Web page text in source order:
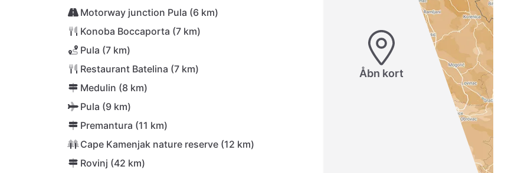
Motorway junction Pula (6 km)
Konoba Boccaporta (7 km)
Pula (7 km)
Restaurant Batelina (7 km)
Medulin (8 km)
Pula (9 km)
Premantura (11 km)
Cape Kamenjak nature reserve (12 km)
Rovinj (42 km)
Åbn kort